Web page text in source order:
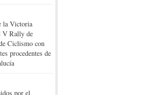
la Victoria
V Rally de
Ciclismo con
procedentes de
por el